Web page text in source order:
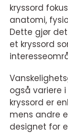
kryssord
anatomi,
Dette gjør
et kryssord
også variere
kryssord er
mens andre
designet for